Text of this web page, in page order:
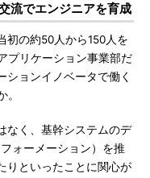
流でエンジニアを育成
の約50人から150人を
プリケーション事業部だ
ションイノベータで働く
なく、基幹システムのデ
ォーメーション）を推
りといったことに関心が